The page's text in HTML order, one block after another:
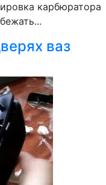
карбюратора
ваз